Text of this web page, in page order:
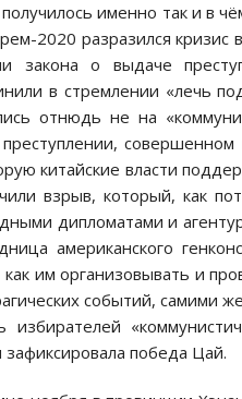
именно так и в
2020 разразился кризис
закона о выдаче
в стремлении «лечь
отнюдь не на
совершенном
китайские власти
взрыв, который, как
дипломатами и
американского
им организовывать и
событий, самими
победа Цай.